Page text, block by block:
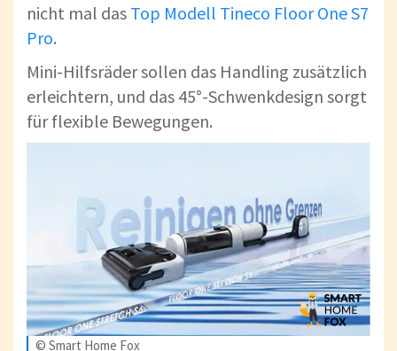
nicht mal das Top Modell Tineco Floor One S7
Pro.
Mini-Hilfsräder sollen das Handling zusätzlich
erleichtern, und das 45°-Schwenkdesign sorgt
für flexible Bewegungen.
© Smart Home Fox